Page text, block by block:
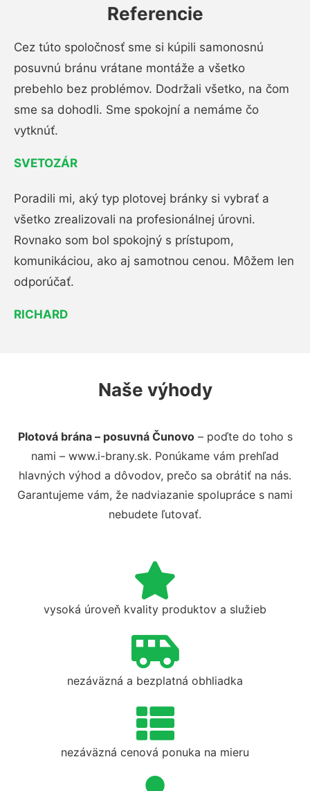
Referencie
Cez túto spoločnosť sme si kúpili samonosnú
posuvnú bránu vrátane montáže a všetko
prebehlo bez problémov. Dodržali všetko, na čom
sme sa dohodli. Sme spokojní a nemáme čo
vytknúť.
SVETOZÁR
Poradili mi, aký typ plotovej bránky si vybrať a
všetko zrealizovali na profesionálnej úrovni.
Rovnako som bol spokojný s prístupom,
komunikáciou, ako aj samotnou cenou. Môžem len
odporúčať.
RICHARD
Naše výhody
Plotová brána – posuvná Čunovo– poďte do toho s
nami – www.i-brany.sk. Ponúkame vám prehľad
hlavných výhod a dôvodov, prečo sa obrátiť na nás.
Garantujeme vám, že nadviazanie spolupráce s nami
nebudete ľutovať.
vysoká úroveň kvality produktov a služieb
nezáväzná a bezplatná obhliadka
nezáväzná cenová ponuka na mieru